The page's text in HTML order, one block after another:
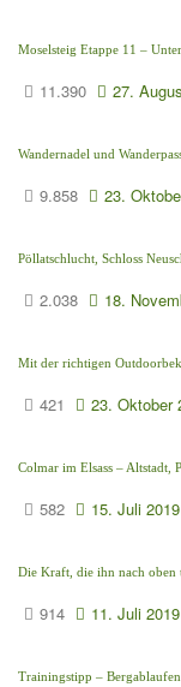
Moselsteig Etappe 11 –
11.390 27.
Wandernadel und
9.858 23.
Pöllatschlucht, Schloss
2.038 18.
Mit der richtigen
421 23. Oktober
Colmar im Elsass – Altstadt,
582 15. Juli 2019
Die Kraft, die ihn nach oben
914 11. Juli 2019
Trainingstipp – Bergablaufen